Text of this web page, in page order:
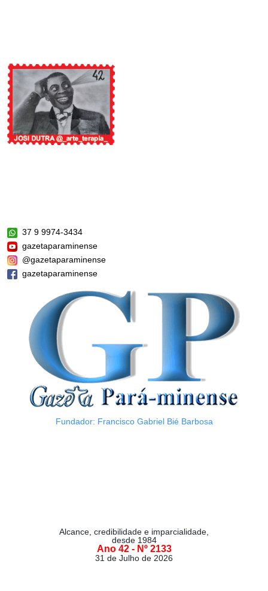
37 9 9974-3434
gazetaparaminense
@gazetaparaminense
gazetaparaminense
Fundador: Francisco Gabriel Bié Barbosa
Alcance, credibilidade e imparcialidade,
desde 1984
Ano 42 - Nº 2133
31 de Julho de 2026